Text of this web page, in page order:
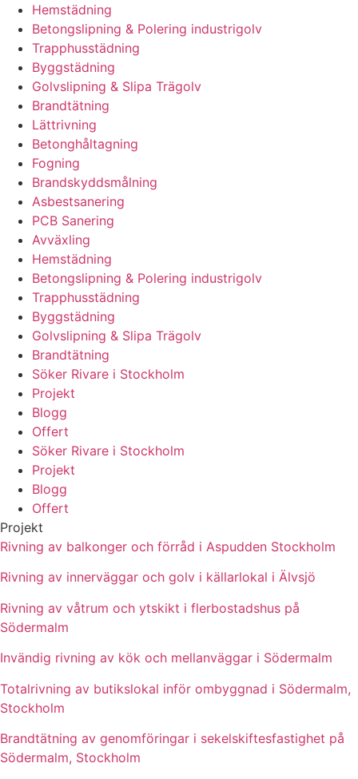
Hemstädning
Betongslipning & Polering industrigolv
Trapphusstädning
Byggstädning
Golvslipning & Slipa Trägolv
Brandtätning
Lättrivning
Betonghåltagning
Fogning
Brandskyddsmålning
Asbestsanering
PCB Sanering
Avväxling
Hemstädning
Betongslipning & Polering industrigolv
Trapphusstädning
Byggstädning
Golvslipning & Slipa Trägolv
Brandtätning
Söker Rivare i Stockholm
Projekt
Blogg
Offert
Söker Rivare i Stockholm
Projekt
Blogg
Offert
Projekt
Rivning av balkonger och förråd i Aspudden Stockholm
Rivning av innerväggar och golv i källarlokal i Älvsjö
Rivning av våtrum och ytskikt i flerbostadshus på
Södermalm
Invändig rivning av kök och mellanväggar i Södermalm
Totalrivning av butikslokal inför ombyggnad i Södermalm,
Stockholm
Brandtätning av genomföringar i sekelskiftesfastighet på
Södermalm, Stockholm